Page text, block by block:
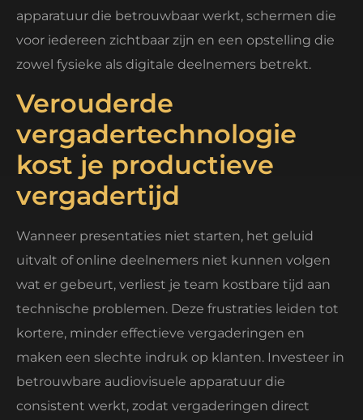
apparatuur die betrouwbaar werkt, schermen die
voor iedereen zichtbaar zijn en een opstelling die
zowel fysieke als digitale deelnemers betrekt.
Verouderde
vergadertechnologie
kost je productieve
vergadertijd
Wanneer presentaties niet starten, het geluid
uitvalt of online deelnemers niet kunnen volgen
wat er gebeurt, verliest je team kostbare tijd aan
technische problemen. Deze frustraties leiden tot
kortere, minder effectieve vergaderingen en
maken een slechte indruk op klanten. Investeer in
betrouwbare audiovisuele apparatuur die
consistent werkt, zodat vergaderingen direct